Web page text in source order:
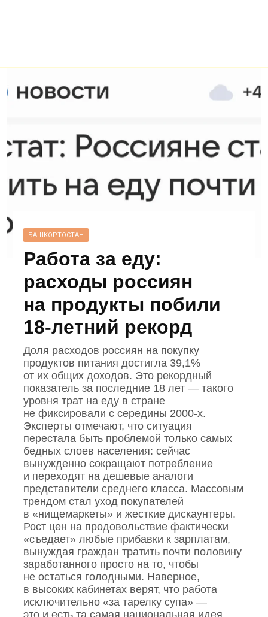
БАШКОРТОСТАН
Работа за еду:
расходы россиян
на продукты побили
18‑летний рекорд
Доля расходов россиян на покупку
продуктов питания достигла 39,1%
от их общих доходов. Это рекордный
показатель за последние 18 лет — такого
уровня трат на еду в стране
не фиксировали с середины 2000‑х.
Эксперты отмечают, что ситуация
перестала быть проблемой только самых
бедных слоев населения: сейчас
вынужденно сокращают потребление
и переходят на дешевые аналоги
представители среднего класса. Массовым
трендом стал уход покупателей
в «нищемаркеты» и жесткие дискаунтеры.
Рост цен на продовольствие фактически
«съедает» любые прибавки к зарплатам,
вынуждая граждан тратить почти половину
заработанного просто на то, чтобы
не остаться голодными. Наверное,
в высоких кабинетах верят, что работа
исключительно «за тарелку супа» —
это и есть та самая национальная идея,…